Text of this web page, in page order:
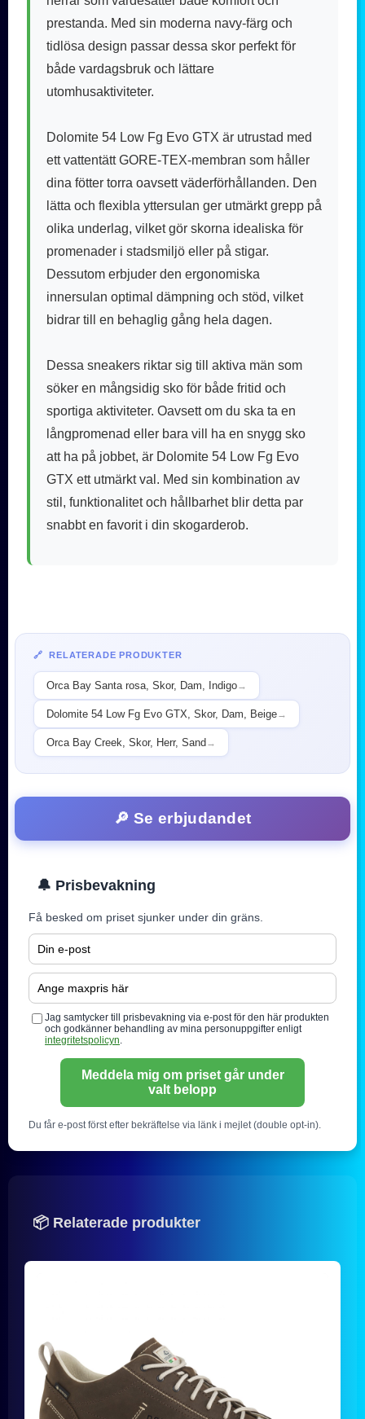
prestanda. Med sin moderna navy-färg och
tidlösa design passar dessa skor perfekt för
både vardagsbruk och lättare
utomhusaktiviteter.
Dolomite 54 Low Fg Evo GTX är utrustad med
ett vattentätt GORE-TEX-membran som håller
dina fötter torra oavsett väderförhållanden. Den
lätta och flexibla yttersulan ger utmärkt grepp på
olika underlag, vilket gör skorna idealiska för
promenader i stadsmiljö eller på stigar.
Dessutom erbjuder den ergonomiska
innersulan optimal dämpning och stöd, vilket
bidrar till en behaglig gång hela dagen.
Dessa sneakers riktar sig till aktiva män som
söker en mångsidig sko för både fritid och
sportiga aktiviteter. Oavsett om du ska ta en
långpromenad eller bara vill ha en snygg sko
att ha på jobbet, är Dolomite 54 Low Fg Evo
GTX ett utmärkt val. Med sin kombination av
stil, funktionalitet och hållbarhet blir detta par
snabbt en favorit i din skogarderob.
🔗 RELATERADE PRODUKTER
Orca Bay Santa rosa, Skor, Dam, Indigo→
Dolomite 54 Low Fg Evo GTX, Skor, Dam, Beige→
Orca Bay Creek, Skor, Herr, Sand →
🔎 Se erbjudandet
🔔 Prisbevakning
Få besked om priset sjunker under din gräns.
Jag samtycker till prisbevakning via e-post för den här produkten
och godkänner behandling av mina personuppgifter enligt
integritetspolicyn.
Meddela mig om priset går under
valt belopp
Du får e-post först efter bekräftelse via länk i mejlet (double opt-in).
📦 Relaterade produkter